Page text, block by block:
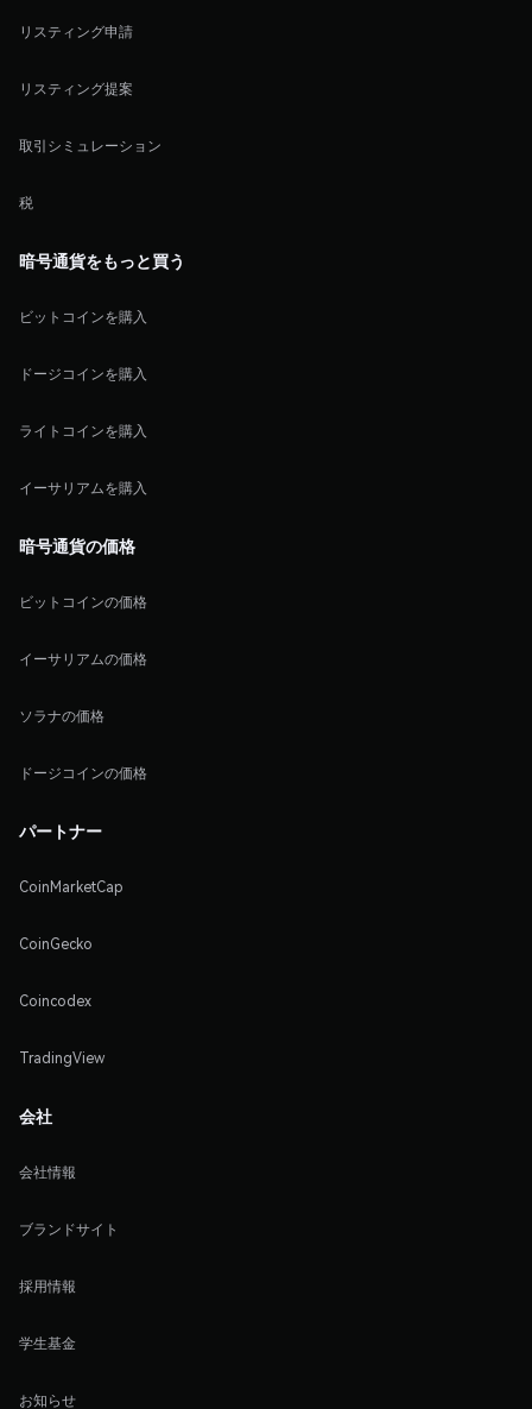
リスティング申請
リスティング提案
取引シミュレーション
税
暗号通貨をもっと買う
ビットコインを購入
ドージコインを購入
ライトコインを購入
イーサリアムを購入
暗号通貨の価格
ビットコインの価格
イーサリアムの価格
ソラナの価格
ドージコインの価格
パートナー
CoinMarketCap
CoinGecko
Coincodex
TradingView
会社
会社情報
ブランドサイト
採用情報
学生基金
お知らせ